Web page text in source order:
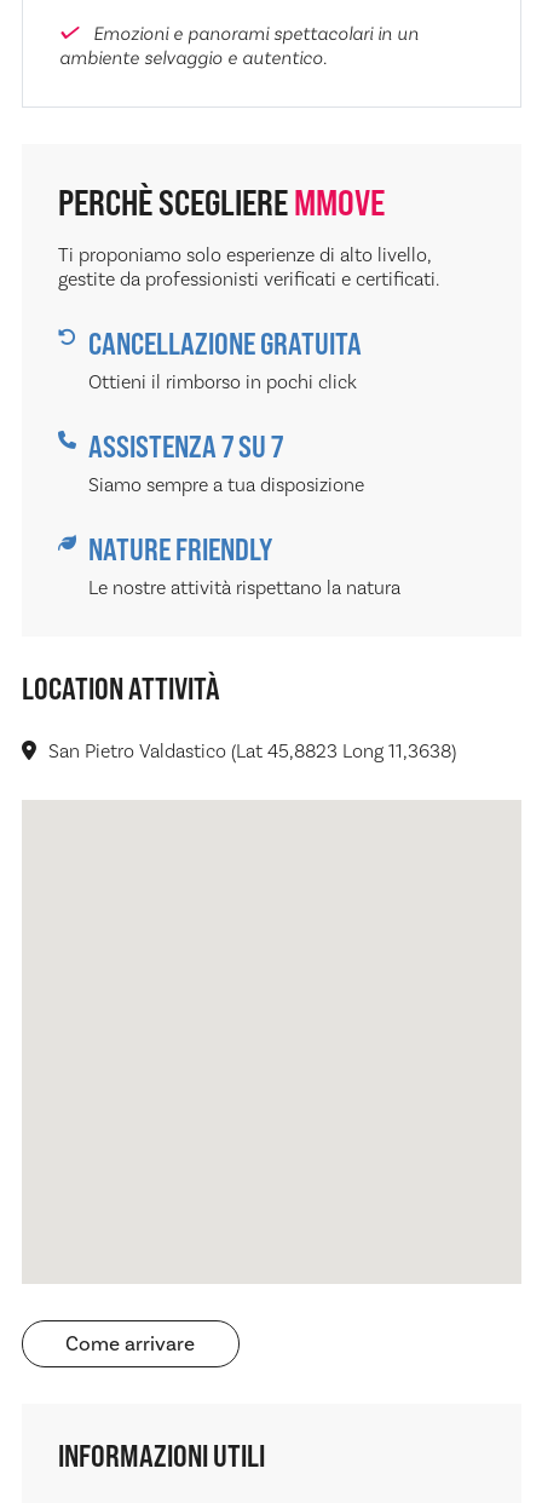
Emozioni e panorami spettacolari in un
ambiente selvaggio e autentico.
PERCHÈ SCEGLIEREMMOVE
Ti proponiamo solo esperienze di alto livello,
gestite da professionisti verificati e certificati.
CANCELLAZIONE GRATUITA
Ottieni il rimborso in pochi click
ASSISTENZA 7 SU 7
Siamo sempre a tua disposizione
NATURE FRIENDLY
Le nostre attività rispettano la natura
LOCATION ATTIVITÀ
San Pietro Valdastico (Lat 45,8823 Long 11,3638)
Come arrivare
INFORMAZIONI UTILI